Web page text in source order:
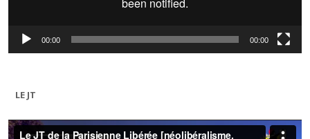
00:00 00:00
LE JT
Lecteur
vidéo